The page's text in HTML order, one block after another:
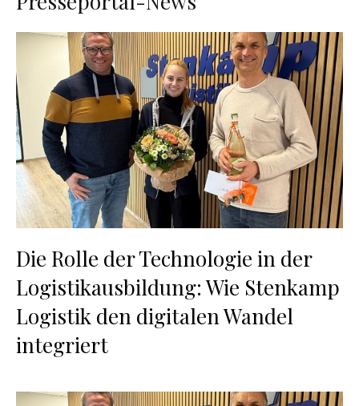
Die Rolle der Technologie in der
Logistikausbildung: Wie Stenkamp
Logistik den digitalen Wandel
integriert